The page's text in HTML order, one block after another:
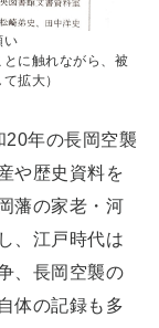
い
に触れながら、被
拡大）
年の長岡空襲
や歴史資料を
藩の家老・河
、江戸時代は
、長岡空襲の
体の記録も多